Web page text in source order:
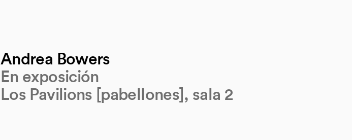
Andrea Bowers
En exposición
Los Pavilions [pabellones], sala 2